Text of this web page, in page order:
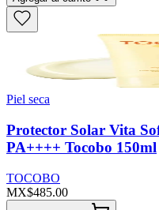
Piel seca
Protector Solar Vita
PA++++ Tocobo 150ml
TOCOBO
MX$485.00